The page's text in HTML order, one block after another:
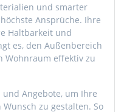
und smarter
Ansprüche. Ihre
Haltbarkeit und
es, den Außenbereich
Wohnraum effektiv zu
Angebote, um Ihre
zu gestalten. So